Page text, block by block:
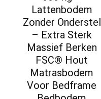
Lattenbodem
Zonder Onderstel
– Extra Sterk
Massief Berken
FSC® Hout
Matrasbodem
Voor Bedframe